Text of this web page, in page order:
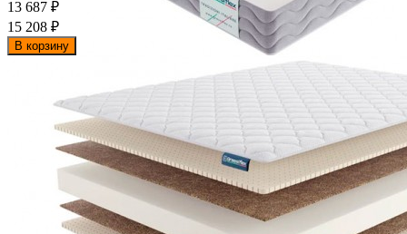
13 687 ₽
15 208 ₽
В корзину